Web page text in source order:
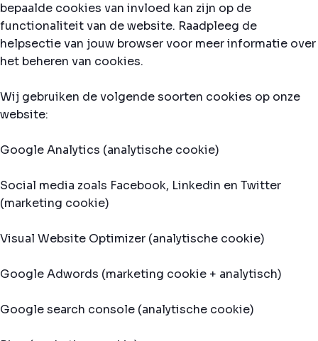
bepaalde cookies van invloed kan zijn op de
functionaliteit van de website. Raadpleeg de
helpsectie van jouw browser voor meer informatie over
het beheren van cookies.
Wij gebruiken de volgende soorten cookies op onze
website:
Google Analytics (analytische cookie)
Social media zoals Facebook, Linkedin en Twitter
(marketing cookie)
Visual Website Optimizer (analytische cookie)
Google Adwords (marketing cookie + analytisch)
Google search console (analytische cookie)